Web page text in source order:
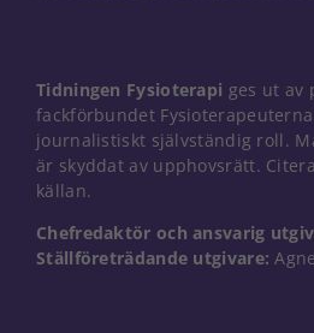
Tidningen Fysioterapi ges ut av
fackförbundet
journalistiskt självständig roll.
är skyddat av upphovsrätt.
källan.
Chefredaktör och ansvarig
Ställföreträdande utgivare: